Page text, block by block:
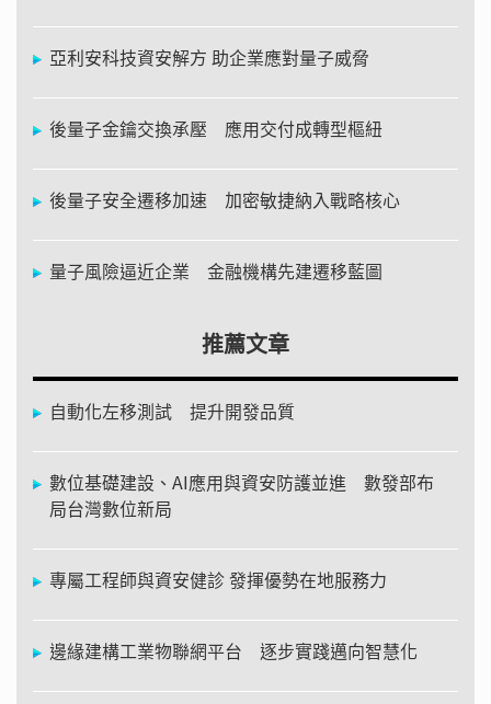
亞利安科技資安解方 助企業應對量子威脅
後量子金鑰交換承壓 應用交付成轉型樞紐
後量子安全遷移加速 加密敏捷納入戰略核心
量子風險逼近企業 金融機構先建遷移藍圖
推薦文章
自動化左移測試 提升開發品質
數位基礎建設、AI應用與資安防護並進 數發部布
局台灣數位新局
專屬工程師與資安健診 發揮優勢在地服務力
邊緣建構工業物聯網平台 逐步實踐邁向智慧化